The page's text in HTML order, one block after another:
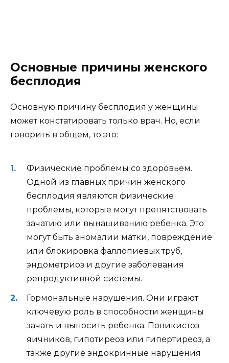
Основные причины женского
бесплодия
Основную причину бесплодия у женщины
может констатировать только врач. Но, если
говорить в общем, то это:
Физические проблемы со здоровьем.
Одной из главных причин женского
бесплодия являются физические
проблемы, которые могут препятствовать
зачатию или вынашиванию ребенка. Это
могут быть аномалии матки, повреждение
или блокировка фаллопиевых труб,
эндометриоз и другие заболевания
репродуктивной системы.
Гормональные нарушения. Они играют
ключевую роль в способности женщины
зачать и выносить ребенка. Поликистоз
яичников, гипотиреоз или гипертиреоз, а
также другие эндокринные нарушения